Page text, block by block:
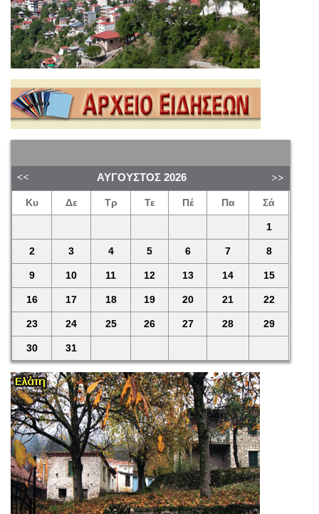
ΑΎΓΟΥΣΤΟΣ 2026
Κυ Δε Τρ Τε Πέ Πα Σά
1
2 3 4 5 6 7 8
9 10 11 12 13 14 15
16 17 18 19 20 21 22
23 24 25 26 27 28 29
30 31